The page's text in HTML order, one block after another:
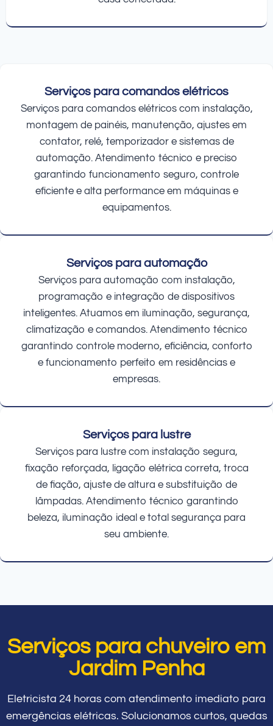
Serviços para comandos elétricos
Serviços para comandos elétricos com instalação,
montagem de painéis, manutenção, ajustes em
contator, relé, temporizador e sistemas de
automação. Atendimento técnico e preciso
garantindo funcionamento seguro, controle
eficiente e alta performance em máquinas e
equipamentos.
Serviços para automação
Serviços para automação com instalação,
programação e integração de dispositivos
inteligentes. Atuamos em iluminação, segurança,
climatização e comandos. Atendimento técnico
garantindo controle moderno, eficiência, conforto
e funcionamento perfeito em residências e
empresas.
Serviços para lustre
Serviços para lustre com instalação segura,
fixação reforçada, ligação elétrica correta, troca
de fiação, ajuste de altura e substituição de
lâmpadas. Atendimento técnico garantindo
beleza, iluminação ideal e total segurança para
seu ambiente.
Serviços para chuveiro em
Jardim Penha
Eletricista 24 horas com atendimento imediato para
emergências elétricas. Solucionamos curtos, quedas